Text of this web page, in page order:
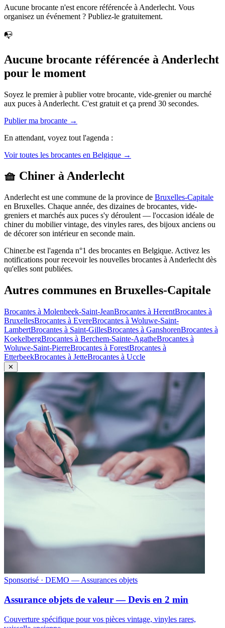
Aucune brocante n'est encore référencée à Anderlecht. Vous
organisez un événement ? Publiez-le gratuitement.
📭
Aucune brocante référencée à Anderlecht
pour le moment
Soyez le premier à publier votre brocante, vide-grenier ou marché
aux puces à Anderlecht. C'est gratuit et ça prend 30 secondes.
Publier ma brocante →
En attendant, voyez tout l'agenda :
Voir toutes les brocantes en Belgique →
🧺 Chiner àAnderlecht
Anderlecht est une commune de la province de Bruxelles-Capitale
en Bruxelles. Chaque année, des dizaines de brocantes, vide-
greniers et marchés aux puces s'y déroulent — l'occasion idéale de
chiner du mobilier vintage, des vinyles rares, des bijoux anciens ou
de décorer son intérieur en seconde main.
Chiner.be est l'agenda n°1 des brocantes en Belgique. Activez les
notifications pour recevoir les nouvelles brocantes à Anderlecht dès
qu'elles sont publiées.
Autres communes en Bruxelles-Capitale
Brocantes à Molenbeek-Saint-JeanBrocantes à HerentBrocantes à
BruxellesBrocantes à EvereBrocantes à Woluwe-Saint-
LambertBrocantes à Saint-GillesBrocantes à GanshorenBrocantes à
KoekelbergBrocantes à Berchem-Sainte-AgatheBrocantes à
Woluwe-Saint-PierreBrocantes à ForestBrocantes à
EtterbeekBrocantes à JetteBrocantes à Uccle
✕
Sponsorisé · DEMO — Assurances objets
Assurance objets de valeur — Devis en 2 min
Couverture spécifique pour vos pièces vintage, vinyles rares,